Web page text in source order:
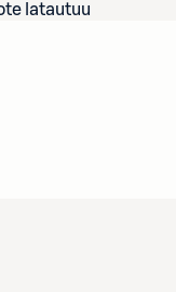
latautuu